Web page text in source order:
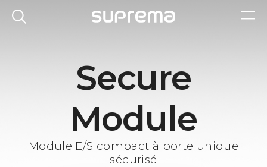
Secure
Module
Module E/S compact à porte unique
sécurisé